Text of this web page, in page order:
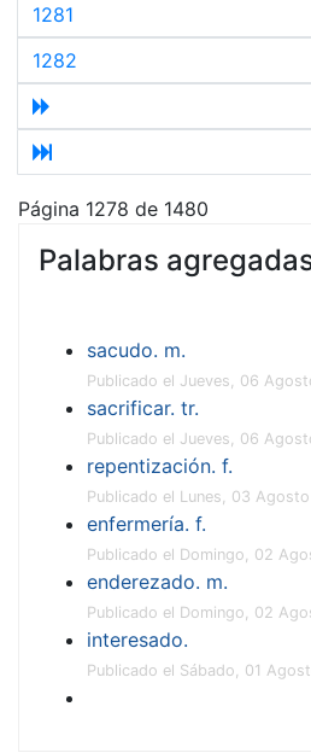
1281
1282
Página 1278 de 1480
Palabras
sacudo. m.
Publicado el Jueves, 06
sacrificar. tr.
Publicado el Jueves, 06
repentización. f.
Publicado el Lunes, 03
enfermería. f.
Publicado el Domingo, 02
enderezado. m.
Publicado el Domingo, 02
interesado.
Publicado el Sábado, 01